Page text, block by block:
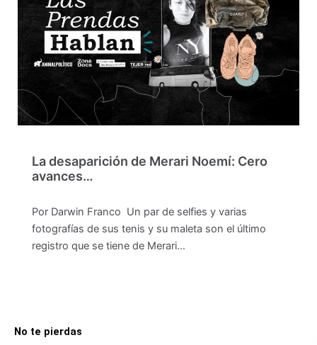
La desaparición de Merari Noemí: Cero
avances…
Por Darwin Franco Un par de selfies y varias
fotografías de sus tenis y su maleta son el último
registro que se tiene de Merari…
No te pierdas